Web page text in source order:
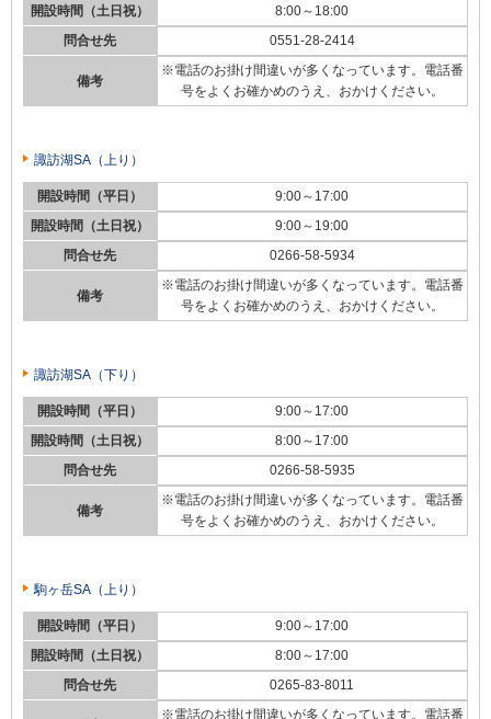
開設時間（土日祝）
8:00～18:00
問合せ先
0551-28-2414
備考
※電話のお掛け間違いが多くなっています。電話番
号をよくお確かめのうえ、おかけください。
諏訪湖SA（上り）
開設時間（平日）
9:00～17:00
開設時間（土日祝）
9:00～19:00
問合せ先
0266-58-5934
備考
※電話のお掛け間違いが多くなっています。電話番
号をよくお確かめのうえ、おかけください。
諏訪湖SA（下り）
開設時間（平日）
9:00～17:00
開設時間（土日祝）
8:00～17:00
問合せ先
0266-58-5935
備考
※電話のお掛け間違いが多くなっています。電話番
号をよくお確かめのうえ、おかけください。
駒ヶ岳SA（上り）
開設時間（平日）
9:00～17:00
開設時間（土日祝）
8:00～17:00
問合せ先
0265-83-8011
※電話のお掛け間違いが多くなっています。電話番